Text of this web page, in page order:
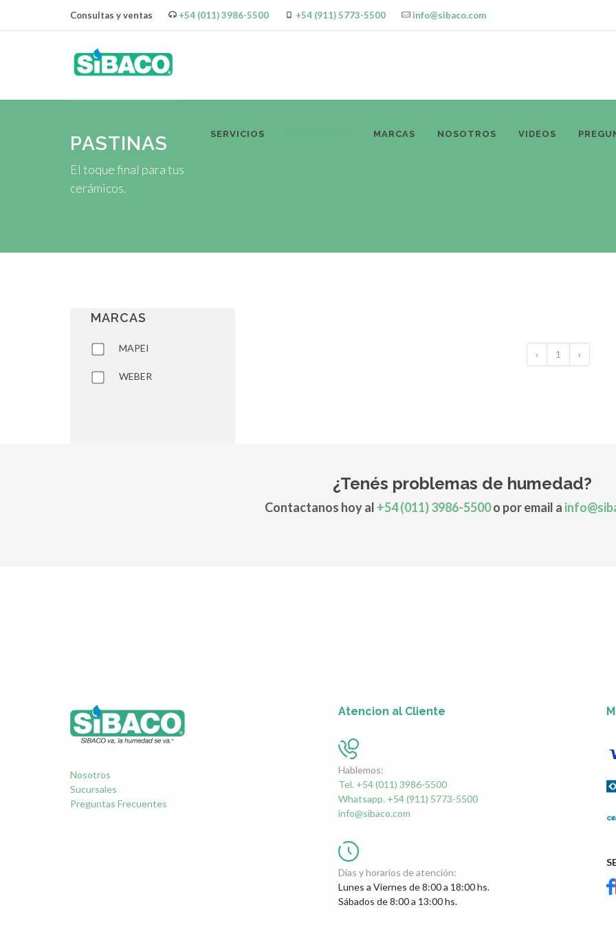
Consultas y ventas +54 (011) 3986-5500 +54 (911) 5773-5500 info@sibaco.com
SERVICIOS MARCAS NOSOTROS VIDEOS
PASTINAS
El toque final para tus
cerámicos.
‹ 1 ›
MARCAS
MAPEI
WEBER
¿Tenés problemas de humedad?
Contactanos hoy al +54 (011) 3986-5500o por email a
Nosotros
Sucursales
Preguntas Frecuentes
Atencion al Cliente
Hablemos:
Tel. +54 (011) 3986-5500
Whatsapp. +54 (911) 5773-5500
info@sibaco.com
Días y horarios de atención:
Lunes a Viernes de 8:00 a 18:00 hs.
Sábados de 8:00 a 13:00 hs.